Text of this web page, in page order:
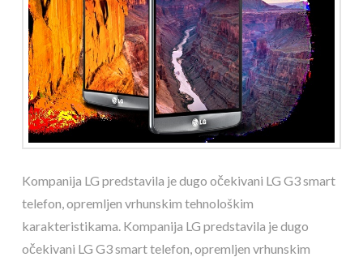
Kompanija LG predstavila je dugo očekivani LG G3 smart
telefon, opremljen vrhunskim tehnološkim
karakteristikama. Kompanija LG predstavila je dugo
očekivani LG G3 smart telefon, opremljen vrhunskim